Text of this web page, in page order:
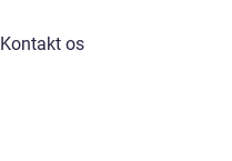
Kontakt os